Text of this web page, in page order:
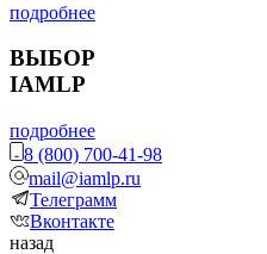
подробнее
ВЫБОР
IAMLP
подробнее
8 (800) 700-41-98
mail@iamlp.ru
Телеграмм
Вконтакте
назад